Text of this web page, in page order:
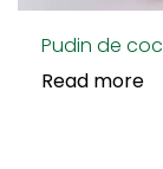
Pudin de
Read more